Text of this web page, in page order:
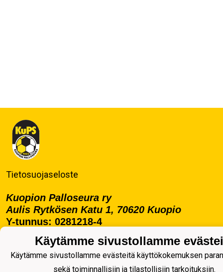
Tietosuojaseloste
Kuopion Palloseura ry
Aulis Rytkösen Katu 1, 70620 Kuopio
Y-tunnus: 0281218-4
KuPS -Elämänmittainen tarina- Banzai
Käytämme sivustollamme
Käytämme sivustollamme evästeitä käyttökokemuksen
sekä toiminnallisiin ja tilastollisiin tarkoituksiin.